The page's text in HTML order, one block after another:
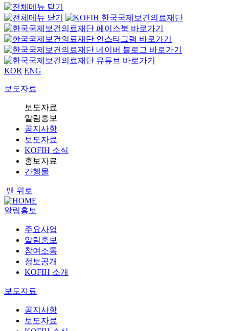
KOR ENG
보도자료
보도자료
알림홍보
공지사항
보도자료
KOFIH 소식
홍보자료
간행물
맨 위로
알림홍보
주요사업
알림홍보
참여소통
정보공개
KOFIH 소개
보도자료
공지사항
보도자료